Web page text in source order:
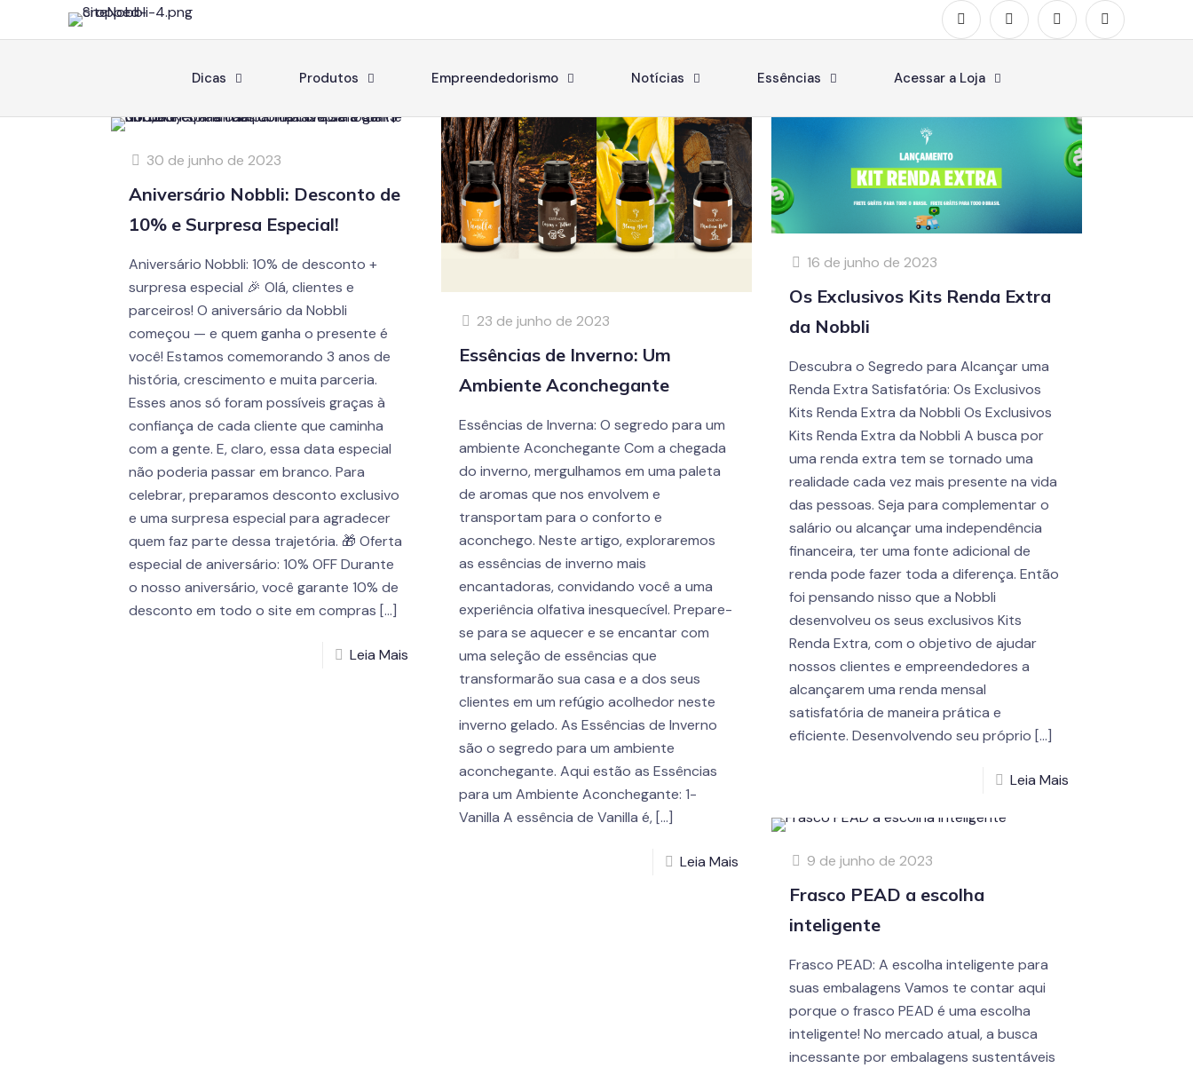
Dicas Produtos Empreendedorismo Notícias Essências Acessar a Loja
30 de junho de 2023
Aniversário Nobbli: Desconto de
10% e Surpresa Especial!
Aniversário Nobbli: 10% de desconto +
surpresa especial 🎉 Olá, clientes e
parceiros! O aniversário da Nobbli
começou — e quem ganha o presente é
você! Estamos comemorando 3 anos de
história, crescimento e muita parceria.
Esses anos só foram possíveis graças à
confiança de cada cliente que caminha
com a gente. E, claro, essa data especial
não poderia passar em branco. Para
celebrar, preparamos desconto exclusivo
e uma surpresa especial para agradecer
quem faz parte dessa trajetória. 🎁 Oferta
especial de aniversário: 10% OFF Durante
o nosso aniversário, você garante 10% de
desconto em todo o site em compras […]
Leia Mais
23 de junho de 2023
Essências de Inverno: Um
Ambiente Aconchegante
Essências de Inverna: O segredo para um
ambiente Aconchegante Com a chegada
do inverno, mergulhamos em uma paleta
de aromas que nos envolvem e
transportam para o conforto e
aconchego. Neste artigo, exploraremos
as essências de inverno mais
encantadoras, convidando você a uma
experiência olfativa inesquecível. Prepare-
se para se aquecer e se encantar com
uma seleção de essências que
transformarão sua casa e a dos seus
clientes em um refúgio acolhedor neste
inverno gelado. As Essências de Inverno
são o segredo para um ambiente
aconchegante. Aqui estão as Essências
para um Ambiente Aconchegante: 1-
Vanilla A essência de Vanilla é,[…]
Leia Mais
16 de junho de 2023
Os Exclusivos Kits Renda Extra
da Nobbli
Descubra o Segredo para Alcançar uma
Renda Extra Satisfatória: Os Exclusivos
Kits Renda Extra da Nobbli Os Exclusivos
Kits Renda Extra da Nobbli A busca por
uma renda extra tem se tornado uma
realidade cada vez mais presente na vida
das pessoas. Seja para complementar o
salário ou alcançar uma independência
financeira, ter uma fonte adicional de
renda pode fazer toda a diferença. Então
foi pensando nisso que a Nobbli
desenvolveu os seus exclusivos Kits
Renda Extra, com o objetivo de ajudar
nossos clientes e empreendedores a
alcançarem uma renda mensal
satisfatória de maneira prática e
eficiente. Desenvolvendo seu próprio […]
Leia Mais
9 de junho de 2023
Frasco PEAD a escolha
inteligente
Frasco PEAD: A escolha inteligente para
suas embalagens Vamos te contar aqui
porque o frasco PEAD é uma escolha
inteligente! No mercado atual, a busca
incessante por embalagens sustentáveis